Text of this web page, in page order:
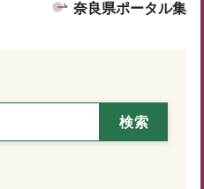
奈良県ポータル集